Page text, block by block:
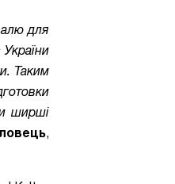
для
Таким
ширші
,